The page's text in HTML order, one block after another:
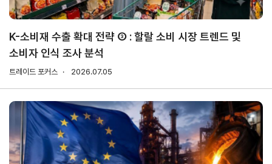
협회소개
홈 회장
인사말
역대회장
경영
공시
의사결정기구
정관
윤리
경영
무역센터
윤리헌장
협회윤리강령
채용
인재상
채용절차
직원채용FAQ
찾아
오시
는 길
K-소비재 수출 확대 전략 ③ : 할랄 소비 시장 트렌드 및
소비자 인식 조사 분석
트레이드 포커스 2026.07.05